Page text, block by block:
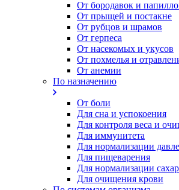
От бородавок и
От прыщей и постакне
От рубцов и шрамов
От герпеса
От насекомых и укусов
От похмелья и
От анемии
По назначению
От боли
Для сна и успокоения
Для контроля веса и
Для иммунитета
Для нормализации
Для пищеварения
Для нормализации
Для очищения крови